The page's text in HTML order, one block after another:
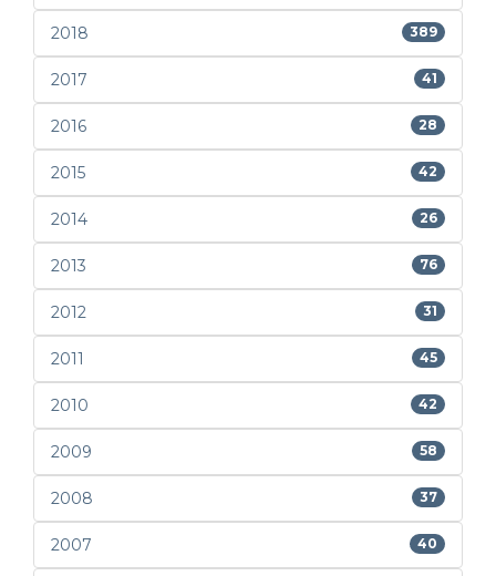
2018 389
2017 41
2016 28
2015 42
2014 26
2013 76
2012 31
2011 45
2010 42
2009 58
2008 37
2007 40